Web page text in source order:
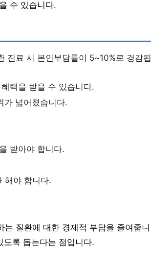
수 있습니다.
진료 시 본인부담률이 5~10%로 경감됩
택을 받을 수 있습니다.
가 넓어졌습니다.
받아야 합니다.
해야 합니다.
질환에 대한 경제적 부담을 줄여줍니
도록 돕는다는 점입니다.